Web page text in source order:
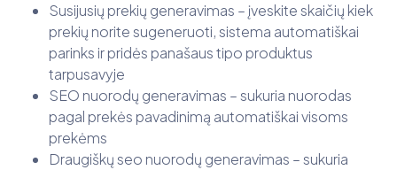
Susijusių prekių generavimas – įveskite skaičių kiek
prekių norite sugeneruoti, sistema automatiškai
parinks ir pridės panašaus tipo produktus
tarpusavyje
SEO nuorodų generavimas – sukuria nuorodas
pagal prekės pavadinimą automatiškai visoms
prekėms
Draugiškų seo nuorodų generavimas – sukuria